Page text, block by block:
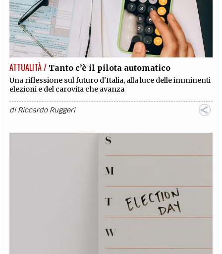
ATTUALITÀ / Tanto c’è il pilota automatico
Una riflessione sul futuro d'Italia, alla luce delle imminenti
elezioni e del carovita che avanza
diRiccardo Ruggeri